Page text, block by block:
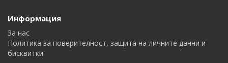
Информация
За нас
Политика за поверителност, защита на личните данни и
бисквитки